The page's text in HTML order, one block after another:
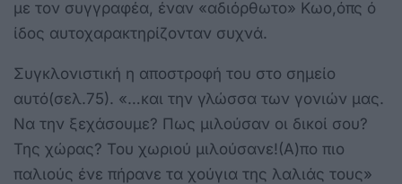
με τον συγγραφέα, έναν «αδιόρθωτο» Κωο,όπς ό
ίδος αυτοχαρακτηρίζονταν συχνά.
Συγκλονιστική η αποστροφή του στο σημείο
αυτό(σελ.75). «…και την γλώσσα των γονιών μας.
Να την ξεχάσουμε? Πως μιλούσαν οι δικοί σου?
Της χώρας? Του χωριού μιλούσανε!(Α)πο πιο
παλιούς ένε πήρανε τα χούγια της λαλιάς τους»